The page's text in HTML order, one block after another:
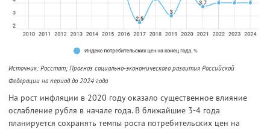
Источник: Росстат; Прогноз социально-экономического развития Российской
Федерации на период до 2024 года
На рост инфляции в 2020 году оказало существенное влияние
ослабление рубля в начале года. В ближайшие 3-4 года
планируется сохранять темпы роста потребительских цен на